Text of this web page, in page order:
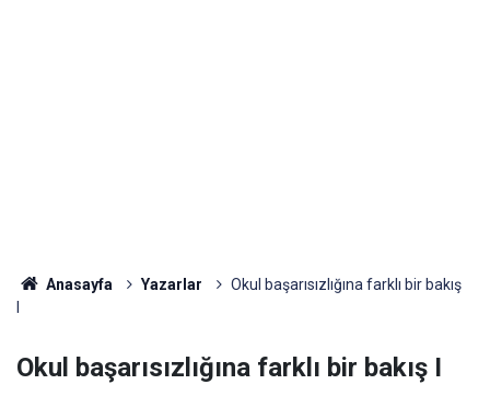
Anasayfa Yazarlar
Okul başarısızlığına farklı bir bakış
Okul başarısızlığına farklı bir bakış I